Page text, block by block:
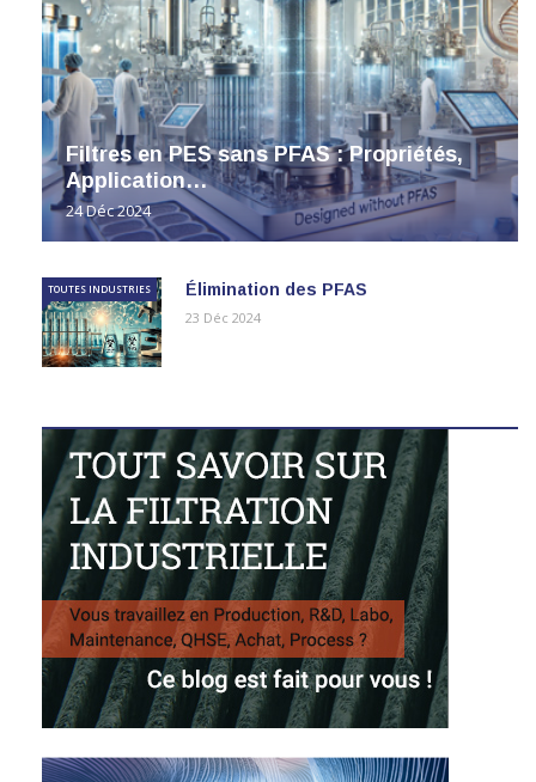
Filtres en PES sans PFAS : Propriétés,
Application…
24 Déc 2024
Élimination des PFAS
TOUTES INDUSTRIES
23 Déc 2024